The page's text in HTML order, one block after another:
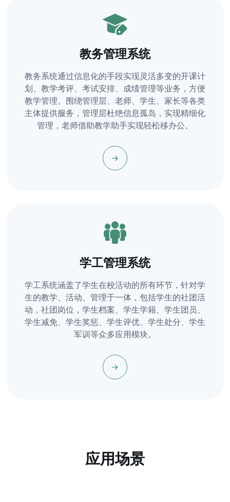
教务管理系统
教务系统通过信息化的手段实现灵活多变的开课计
划、教学考评、考试安排、成绩管理等业务，方便
教学管理。围绕管理层、老师、学生、家长等各类
主体提供服务，管理层杜绝信息孤岛，实现精细化
管理，老师借助教学助手实现轻松移办公。
学工管理系统
学工系统涵盖了学生在校活动的所有环节，针对学
生的教学、活动、管理于一体，包括学生的社团活
动，社团岗位，学生档案、学生学籍、学生团员、
学生减免、学生奖惩、学生评优、学生处分、学生
军训等众多应用模块。
应用场景